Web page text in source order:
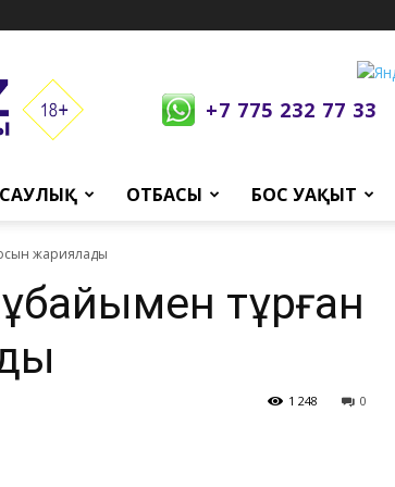
+7 775 232 77 33
ОТБАСЫ БОС УАҚЫТ
жариялады
тұрған
0
1 248